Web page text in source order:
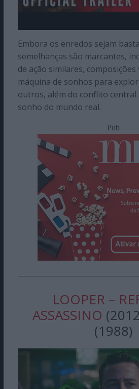
Embora os enredos sejam
semelhanças são marcantes,
de ação similares,
máquina de sonhos para
outros, além do conflito
sonho do mundo real.
Pub
LOOPER –
ASSASSINO
(1988)